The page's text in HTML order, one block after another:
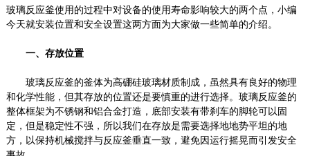
玻璃反应釜使用的过程中对设备的使用寿命影响较大的两个点，小编
今天就安装位置和安全设置这两方面为大家做一些简单的介绍。
一、存放位置
玻璃反应釜的釜体为高硼硅玻璃材质制成，虽然具有良好的物理
和化学性能，但其存放的位置还是要慎重的进行选择。玻璃反应釜的
整体框架为不锈钢和铝合金打造，底部安装有带刹车的脚轮可以固
定，但是稳定性不强，所以我们在存放是需要选择地地势平坦的地
方，以保持机械搅拌与反应釜垂直一致，避免因运行摇晃而引发安全